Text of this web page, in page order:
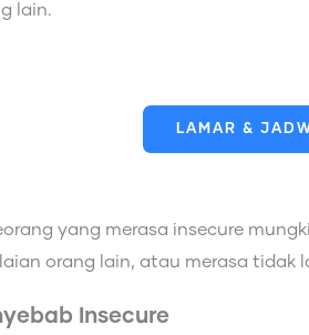
lain.
LAMAR &
yang merasa insecure
orang lain, atau merasa tidak
Insecure